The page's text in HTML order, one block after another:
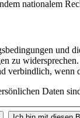
nationalem
und
zu
verbindlich, wenn
Daten